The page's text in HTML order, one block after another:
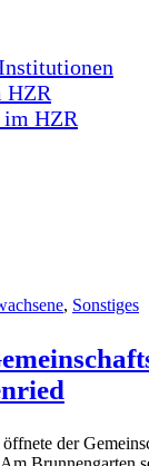
HZR
im HZR
, Sonstiges
der